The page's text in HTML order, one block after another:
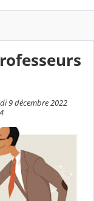
9 décembre 2022